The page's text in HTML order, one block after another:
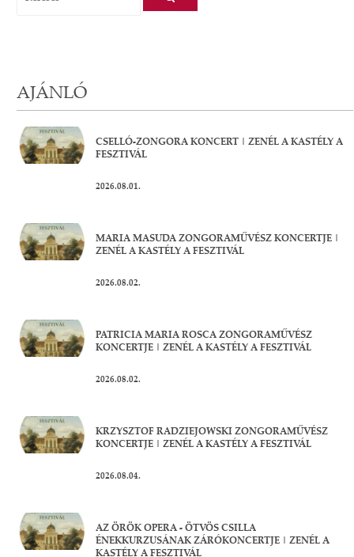
AJÁNLÓ
CSELLÓ-ZONGORA KONCERT | ZENÉL A KASTÉLY A
FESZTIVÁL
2026.08.01.
MARIA MASUDA ZONGORAMŰVÉSZ KONCERTJE |
ZENÉL A KASTÉLY A FESZTIVÁL
2026.08.02.
PATRICIA MARIA ROSCA ZONGORAMŰVÉSZ
KONCERTJE | ZENÉL A KASTÉLY A FESZTIVÁL
2026.08.02.
KRZYSZTOF RADZIEJOWSKI ZONGORAMŰVÉSZ
KONCERTJE | ZENÉL A KASTÉLY A FESZTIVÁL
2026.08.04.
AZ ÖRÖK OPERA - ÖTVÖS CSILLA
ÉNEKKURZUSÁNAK ZÁRÓKONCERTJE | ZENÉL A
KASTÉLY A FESZTIVÁL